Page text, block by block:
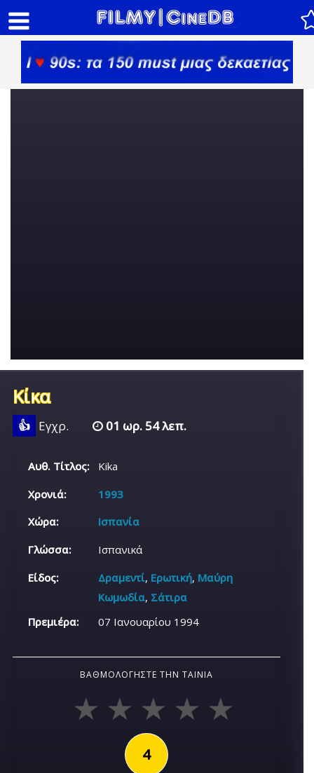
Κίκα
👍 Εγχρ. 01 ωρ. 54 λεπ.
Αυθ. Τίτλος:
Kika
Χρονιά:
1993
Χώρα:
Ισπανία
Γλώσσα:
Ισπανικά
Είδος:
Δραμεντί, Ερωτική, Μαύρη
Κωμωδία, Σάτιρα
Πρεμιέρα:
07 Ιανουαρίου 1994
ΒΑΘΜΟΛΟΓΉΣΤΕ ΤΗΝ ΤΑΙΝΊΑ
4